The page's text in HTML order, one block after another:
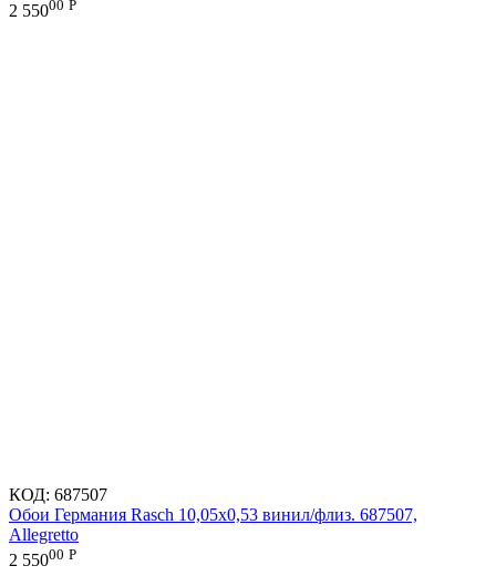
2 55000 Р
КОД: 687507
Обои Германия Rasch 10,05x0,53 винил/флиз. 687507,
Allegretto
2 55000 Р